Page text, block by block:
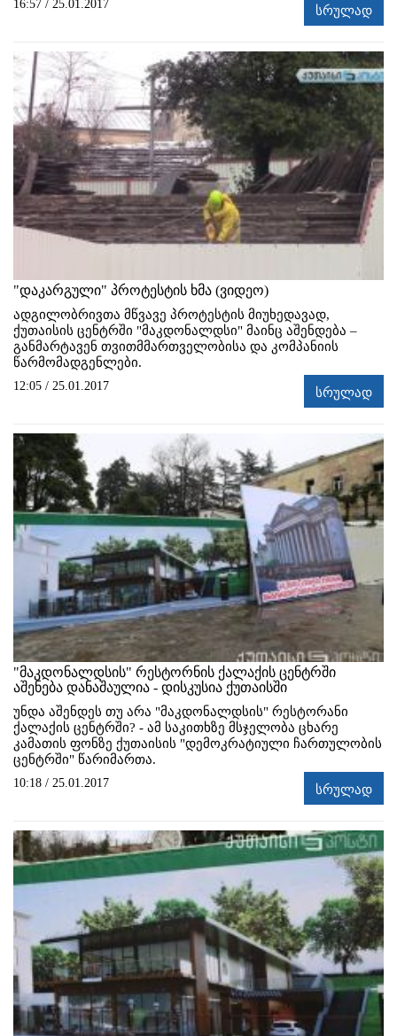
16:57 / 25.01.2017 სრულად
"დაკარგული" პროტესტის ხმა (ვიდეო)
ადგილობრივთა მწვავე პროტესტის მიუხედავად,
ქუთაისის ცენტრში "მაკდონალდსი" მაინც აშენდება –
განმარტავენ თვითმმართველობისა და კომპანიის
წარმომადგენლები.
12:05 / 25.01.2017 სრულად
"მაკდონალდსის" რესტორნის ქალაქის ცენტრში
აშენება დანაშაულია - დისკუსია ქუთაისში
უნდა აშენდეს თუ არა "მაკდონალდსის" რესტორანი
ქალაქის ცენტრში? - ამ საკითხზე მსჯელობა ცხარე
კამათის ფონზე ქუთაისის "დემოკრატიული ჩართულობის
ცენტრში" წარიმართა.
10:18 / 25.01.2017 სრულად